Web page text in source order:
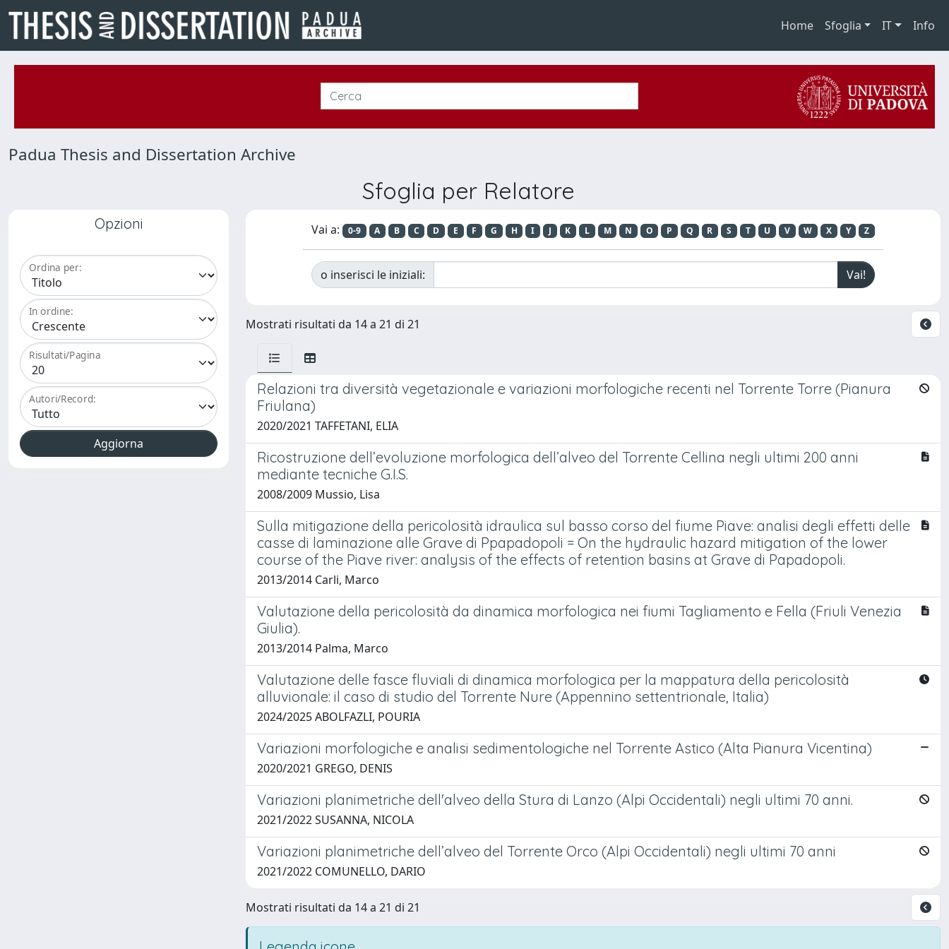
Home Sfoglia IT Info
Padua Thesis and Dissertation Archive
Sfoglia per Relatore
Opzioni
Ordina per:
In ordine:
Risultati/Pagina
Autori/Record:
Vai a: 0-9 A B C D E F G H I J K L M N O P Q R S T U V W X Y Z
o inserisci le iniziali:
Mostrati risultati da 14 a 21 di 21
Relazioni tra diversità vegetazionale e variazioni morfologiche recenti nel Torrente Torre (Pianura
Friulana)
2020/2021 TAFFETANI, ELIA
Ricostruzione dell’evoluzione morfologica dell’alveo del Torrente Cellina negli ultimi 200 anni
mediante tecniche G.I.S.
2008/2009 Mussio, Lisa
Sulla mitigazione della pericolosità idraulica sul basso corso del fiume Piave: analisi degli effetti delle
casse di laminazione alle Grave di Ppapadopoli = On the hydraulic hazard mitigation of the lower
course of the Piave river: analysis of the effects of retention basins at Grave di Papadopoli.
2013/2014 Carli, Marco
Valutazione della pericolosità da dinamica morfologica nei fiumi Tagliamento e Fella (Friuli Venezia
Giulia).
2013/2014 Palma, Marco
Valutazione delle fasce fluviali di dinamica morfologica per la mappatura della pericolosità
alluvionale: il caso di studio del Torrente Nure (Appennino settentrionale, Italia)
2024/2025 ABOLFAZLI, POURIA
Variazioni morfologiche e analisi sedimentologiche nel Torrente Astico (Alta Pianura Vicentina)
2020/2021 GREGO, DENIS
Variazioni planimetriche dell'alveo della Stura di Lanzo (Alpi Occidentali) negli ultimi 70 anni.
2021/2022 SUSANNA, NICOLA
Variazioni planimetriche dell’alveo del Torrente Orco (Alpi Occidentali) negli ultimi 70 anni
2021/2022 COMUNELLO, DARIO
Mostrati risultati da 14 a 21 di 21